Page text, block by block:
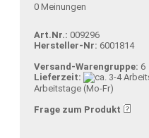
0 Meinungen
Art.Nr.: 009296
Hersteller-Nr: 6001814
Versand-Warengruppe: 6
Lieferzeit:
Arbeitstage (Mo-Fr)
Frage zum Produkt